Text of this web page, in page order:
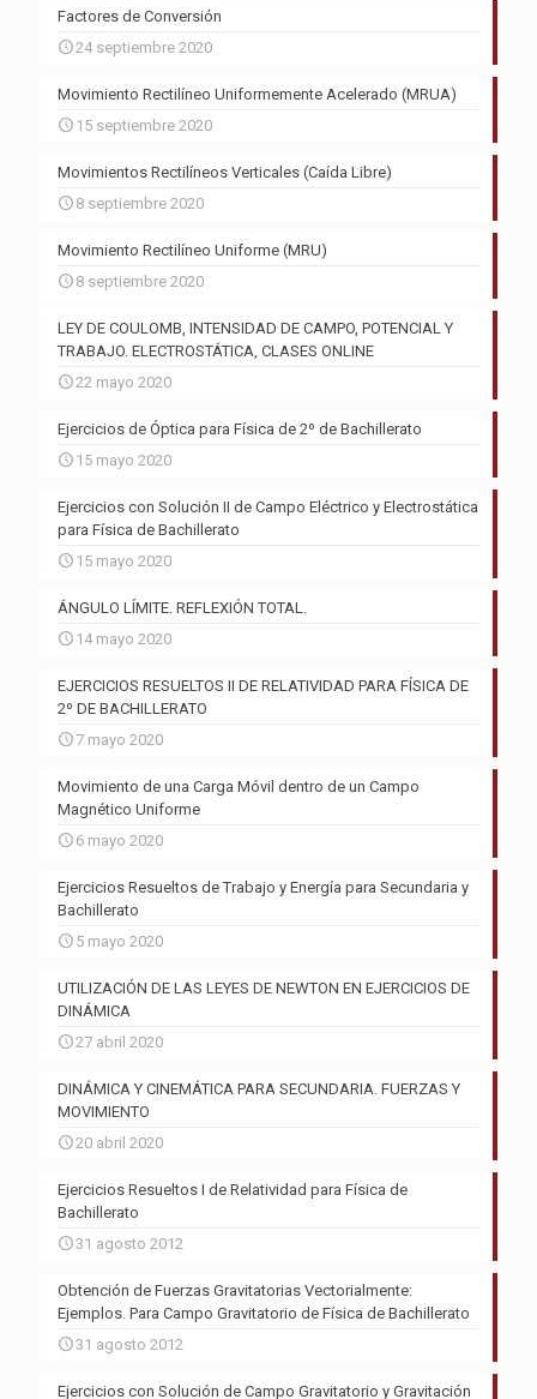
Factores de Conversión
24 septiembre 2020
Movimiento Rectilíneo Uniformemente Acelerado (MRUA)
15 septiembre 2020
Movimientos Rectilíneos Verticales (Caída Libre)
8 septiembre 2020
Movimiento Rectilíneo Uniforme (MRU)
8 septiembre 2020
LEY DE COULOMB, INTENSIDAD DE CAMPO, POTENCIAL Y
TRABAJO. ELECTROSTÁTICA, CLASES ONLINE
22 mayo 2020
Ejercicios de Óptica para Física de 2º de Bachillerato
15 mayo 2020
Ejercicios con Solución II de Campo Eléctrico y Electrostática
para Física de Bachillerato
15 mayo 2020
ÁNGULO LÍMITE. REFLEXIÓN TOTAL.
14 mayo 2020
EJERCICIOS RESUELTOS II DE RELATIVIDAD PARA FÍSICA DE
2º DE BACHILLERATO
7 mayo 2020
Movimiento de una Carga Móvil dentro de un Campo
Magnético Uniforme
6 mayo 2020
Ejercicios Resueltos de Trabajo y Energía para Secundaria y
Bachillerato
5 mayo 2020
UTILIZACIÓN DE LAS LEYES DE NEWTON EN EJERCICIOS DE
DINÁMICA
27 abril 2020
DINÁMICA Y CINEMÁTICA PARA SECUNDARIA. FUERZAS Y
MOVIMIENTO
20 abril 2020
Ejercicios Resueltos I de Relatividad para Física de
Bachillerato
31 agosto 2012
Obtención de Fuerzas Gravitatorias Vectorialmente:
Ejemplos. Para Campo Gravitatorio de Física de Bachillerato
31 agosto 2012
Ejercicios con Solución de Campo Gravitatorio y Gravitación